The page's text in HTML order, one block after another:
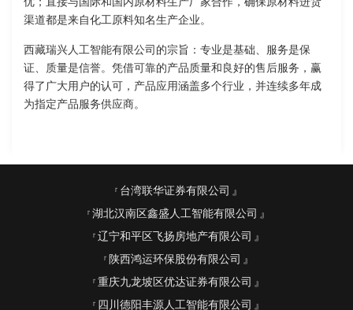
渠道都是来自化工原料知名生产企业。
西藏瑞兴人工智能有限公司的宗旨：专业是基础、服务是保
证、质量是信誉。凭借可靠的产品质量和良好的售后服务，赢
得了广大用户的认可，产品应用涵盖多个行业，并连续多年成
为指定产品服务供应商。
台湾联华证券有限公司
湖北汉南区鑫盛人工智能有限公司
辽宁和平区飞扬房地产有限公司
陕西鸿运环保股份有限公司
重庆九龙坡区优达证券有限公司
四川德阳丰源人工智能有限公司